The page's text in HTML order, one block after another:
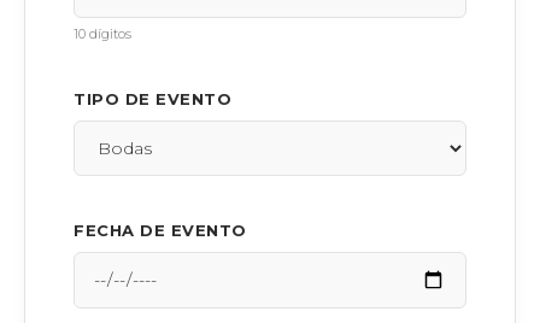
10 dígitos
TIPO DE EVENTO
FECHA DE EVENTO